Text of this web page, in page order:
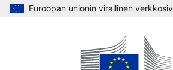
Euroopan unionin virallinen